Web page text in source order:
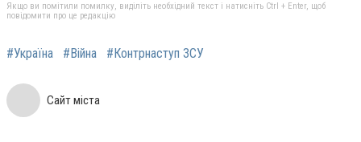
Якщо ви помітили помилку, виділіть необхідний текст і натисніть Ctrl + Enter, щоб
повідомити про це редакцію
#Україна #Війна #Контрнаступ ЗСУ
Сайт міста